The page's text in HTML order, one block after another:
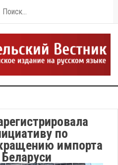
по
импорта